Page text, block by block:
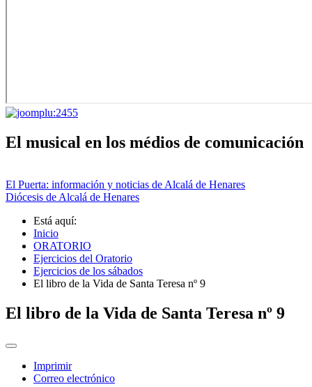
El musical en los médios de comunicación
El Puerta: información y noticias de Alcalá de Henares
Diócesis de Alcalá de Henares
Está aquí:
Inicio
ORATORIO
Ejercicios del Oratorio
Ejercicios de los sábados
El libro de la Vida de Santa Teresa nº 9
El libro de la Vida de Santa Teresa nº 9
Imprimir
Correo electrónico